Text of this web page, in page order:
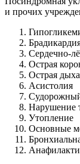
и прочих
Сердечно-
Острая
Острая
Асистолия
Нарушение
Утопление
Основные